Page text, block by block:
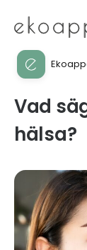
Vad
hälsa?